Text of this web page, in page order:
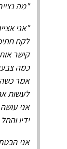
"מה
"אני
לקח
קישר
כמה
אמר
לעשות
אני
ידיו
אני